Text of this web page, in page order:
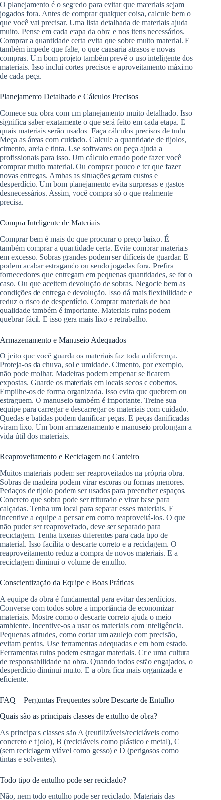
O planejamento é o segredo para evitar que materiais sejam
jogados fora. Antes de comprar qualquer coisa, calcule bem o
que você vai precisar. Uma lista detalhada de materiais ajuda
muito. Pense em cada etapa da obra e nos itens necessários.
Comprar a quantidade certa evita que sobre muito material. E
também impede que falte, o que causaria atrasos e novas
compras. Um bom projeto também prevê o uso inteligente dos
materiais. Isso inclui cortes precisos e aproveitamento máximo
de cada peça.
Planejamento Detalhado e Cálculos Precisos
Comece sua obra com um planejamento muito detalhado. Isso
significa saber exatamente o que será feito em cada etapa. E
quais materiais serão usados. Faça cálculos precisos de tudo.
Meça as áreas com cuidado. Calcule a quantidade de tijolos,
cimento, areia e tinta. Use softwares ou peça ajuda a
profissionais para isso. Um cálculo errado pode fazer você
comprar muito material. Ou comprar pouco e ter que fazer
novas entregas. Ambas as situações geram custos e
desperdício. Um bom planejamento evita surpresas e gastos
desnecessários. Assim, você compra só o que realmente
precisa.
Compra Inteligente de Materiais
Comprar bem é mais do que procurar o preço baixo. É
também comprar a quantidade certa. Evite comprar materiais
em excesso. Sobras grandes podem ser difíceis de guardar. E
podem acabar estragando ou sendo jogadas fora. Prefira
fornecedores que entregam em pequenas quantidades, se for o
caso. Ou que aceitem devolução de sobras. Negocie bem as
condições de entrega e devolução. Isso dá mais flexibilidade e
reduz o risco de desperdício. Comprar materiais de boa
qualidade também é importante. Materiais ruins podem
quebrar fácil. E isso gera mais lixo e retrabalho.
Armazenamento e Manuseio Adequados
O jeito que você guarda os materiais faz toda a diferença.
Proteja-os da chuva, sol e umidade. Cimento, por exemplo,
não pode molhar. Madeiras podem empenar se ficarem
expostas. Guarde os materiais em locais secos e cobertos.
Empilhe-os de forma organizada. Isso evita que quebrem ou
estraguem. O manuseio também é importante. Treine sua
equipe para carregar e descarregar os materiais com cuidado.
Quedas e batidas podem danificar peças. E peças danificadas
viram lixo. Um bom armazenamento e manuseio prolongam a
vida útil dos materiais.
Reaproveitamento e Reciclagem no Canteiro
Muitos materiais podem ser reaproveitados na própria obra.
Sobras de madeira podem virar escoras ou formas menores.
Pedaços de tijolo podem ser usados para preencher espaços.
Concreto que sobra pode ser triturado e virar base para
calçadas. Tenha um local para separar esses materiais. E
incentive a equipe a pensar em como reaproveitá-los. O que
não puder ser reaproveitado, deve ser separado para
reciclagem. Tenha lixeiras diferentes para cada tipo de
material. Isso facilita o descarte correto e a reciclagem. O
reaproveitamento reduz a compra de novos materiais. E a
reciclagem diminui o volume de entulho.
Conscientização da Equipe e Boas Práticas
A equipe da obra é fundamental para evitar desperdícios.
Converse com todos sobre a importância de economizar
materiais. Mostre como o descarte correto ajuda o meio
ambiente. Incentive-os a usar os materiais com inteligência.
Pequenas atitudes, como cortar um azulejo com precisão,
evitam perdas. Use ferramentas adequadas e em bom estado.
Ferramentas ruins podem estragar materiais. Crie uma cultura
de responsabilidade na obra. Quando todos estão engajados, o
desperdício diminui muito. E a obra fica mais organizada e
eficiente.
FAQ – Perguntas Frequentes sobre Descarte de Entulho
Quais são as principais classes de entulho de obra?
As principais classes são A (reutilizáveis/recicláveis como
concreto e tijolo), B (recicláveis como plástico e metal), C
(sem reciclagem viável como gesso) e D (perigosos como
tintas e solventes).
Todo tipo de entulho pode ser reciclado?
Não, nem todo entulho pode ser reciclado. Materiais das